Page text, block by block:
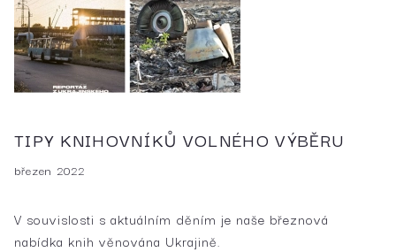
TIPY KNIHOVNÍKŮ VOLNÉHO VÝBĚRU
březen 2022
V souvislosti s aktuálním děním je naše březnová
nabídka knih věnována Ukrajině.